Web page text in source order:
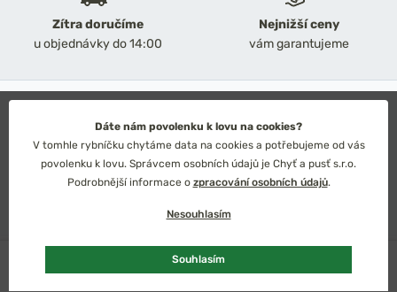
1 319 Kč
Zítra doručíme
u objednávky do 14:00
Nejnižší ceny
vám garantujeme
Obchodní podmínky
Ochrana osobních údajů
Technické řešení: Simplia s.r.o.
Strategický design: Petr Široký
Dáte nám povolenku k lovu na cookies?
V tomhle rybníčku chytáme data na cookies a potřebujeme od vás
povolenku k lovu. Správcem osobních údajů je Chyť a pusť s.r.o.
Podrobnější informace o zpracování osobních údajů.
Nesouhlasím
Souhlasím